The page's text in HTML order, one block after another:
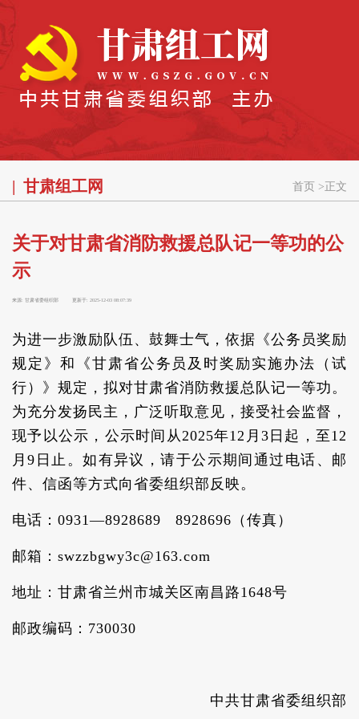
甘肃组工网 首页 > 正文
关于对甘肃省消防救援总队记一等功的公
示
来源: 甘肃省委组织部 更新于: 2025-12-03 08:07:39
为进一步激励队伍、鼓舞士气，依据《公务员奖励
规定》和《甘肃省公务员及时奖励实施办法（试
行）》规定，拟对甘肃省消防救援总队记一等功。
为充分发扬民主，广泛听取意见，接受社会监督，
现予以公示，公示时间从2025年12月3日起，至12
月9日止。如有异议，请于公示期间通过电话、邮
件、信函等方式向省委组织部反映。
电话：0931—8928689 8928696（传真）
邮箱：swzzbgwy3c@163.com
地址：甘肃省兰州市城关区南昌路1648号
邮政编码：730030
中共甘肃省委组织部